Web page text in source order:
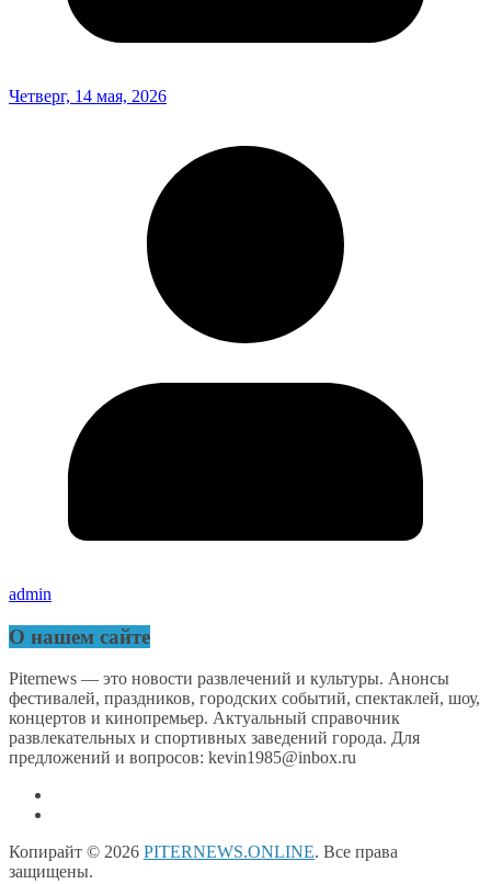
Четверг, 14 мая, 2026
admin
О нашем сайте
Piternews — это новости развлечений и культуры. Анонсы
фестивалей, праздников, городских событий, спектаклей, шоу,
концертов и кинопремьер. Актуальный справочник
развлекательных и спортивных заведений города. Для
предложений и вопросов: kevin1985@inbox.ru
Копирайт © 2026 PITERNEWS.ONLINE. Все права
защищены.